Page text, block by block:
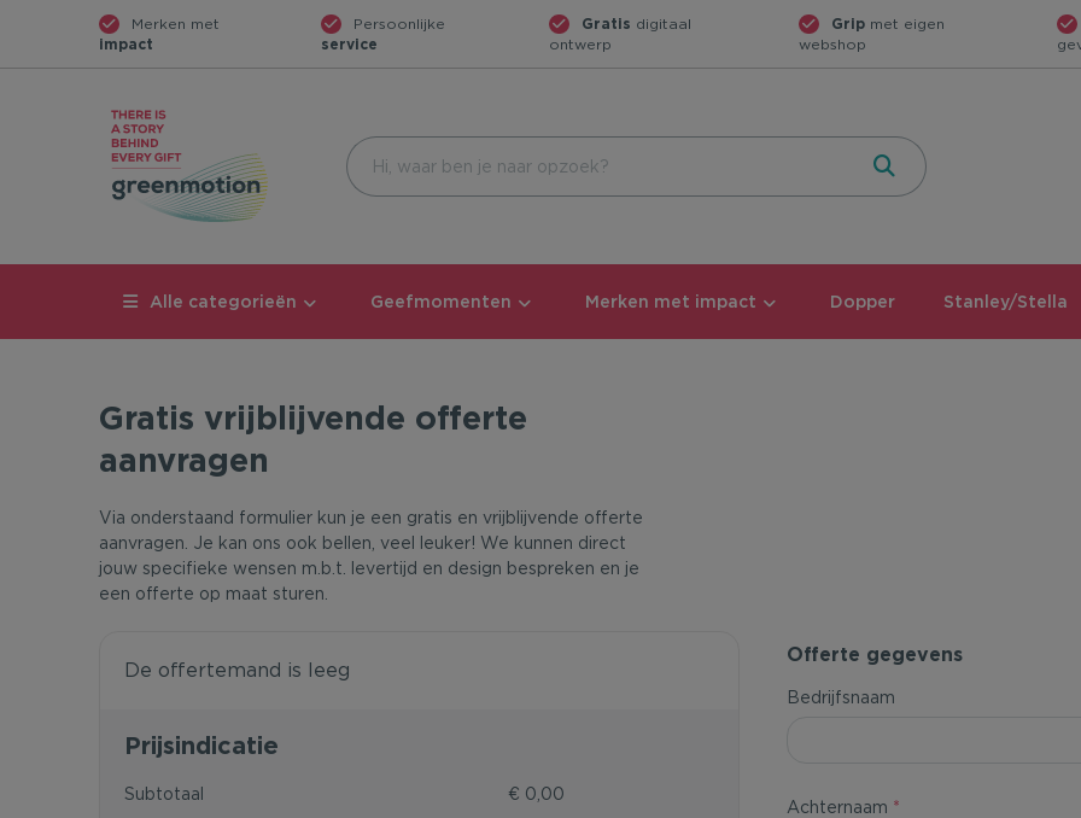
Merken met
impact
Persoonlijke
service
Gratis digitaal
ontwerp
Grip met eigen
webshop
Alle categorieën Geefmomenten Merken met impact Dopper Stanley/Stella
Gratis vrijblijvende offerte
aanvragen
Via onderstaand formulier kun je een gratis en vrijblijvende offerte
aanvragen. Je kan ons ook bellen, veel leuker! We kunnen direct
jouw specifieke wensen m.b.t. levertijd en design bespreken en je
een offerte op maat sturen.
De offertemand is leeg
Prijsindicatie
Subtotaal € 0,00
Offerte gegevens
Bedrijfsnaam
Achternaam *